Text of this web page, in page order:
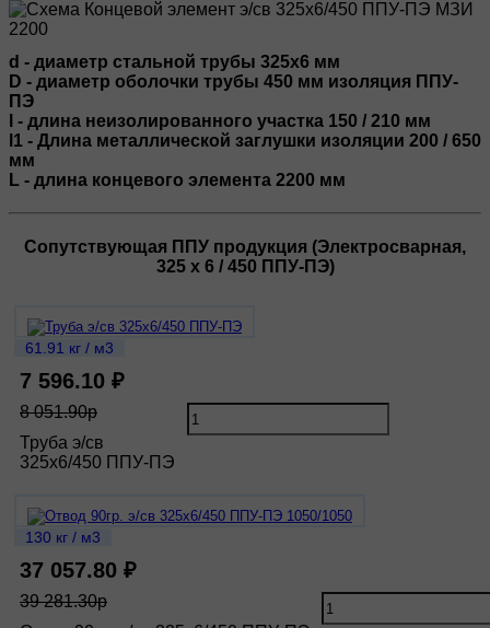
d - диаметр стальной трубы 325х6 мм
D - диаметр оболочки трубы 450 мм изоляция ППУ-
ПЭ
l - длина неизолированного участка 150 / 210 мм
l1 - Длина металлической заглушки изоляции 200 / 650
мм
L - длина концевого элемента 2200 мм
Сопутствующая ППУ продукция (Электросварная,
325 х 6 / 450 ППУ-ПЭ)
61.91 кг / м3
7 596.10 ₽
8 051.90р
Труба э/св
325х6/450 ППУ-ПЭ
130 кг / м3
37 057.80 ₽
39 281.30р